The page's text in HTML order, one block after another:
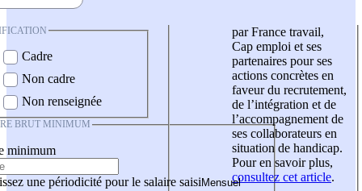
Cadre
Non cadre
Non renseignée
BRUT MINIMUM
minimum
une périodicité pour le salaire saisi
par France travail,
Cap emploi et ses
partenaires pour ses
actions concrètes en
faveur du recrutement,
de l’intégration et de
l’accompagnement de
ses collaborateurs en
situation de handicap.
Pour en savoir plus,
consultez cet article.